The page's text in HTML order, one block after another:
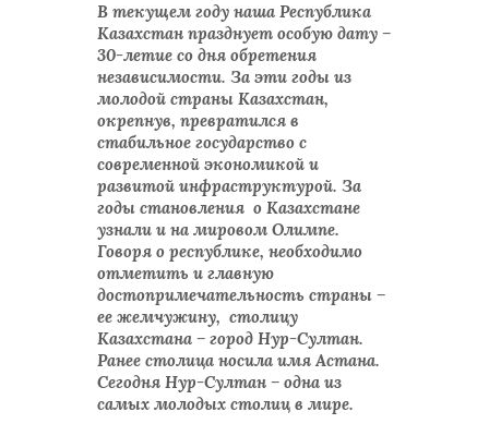
В текущем году наша Республика
Казахстан празднует особую дату –
30-летие со дня обретения
независимости. За эти годы из
молодой страны Казахстан,
окрепнув, превратился в
стабильное государство с
современной экономикой и
развитой инфраструктурой. За
годы становления о Казахстане
узнали и на мировом Олимпе.
Говоря о республике, необходимо
отметить и главную
достопримечательность страны –
ее жемчужину, столицу
Казахстана – город Нур-Султан.
Ранее столица носила имя Астана.
Сегодня Нур-Султан – одна из
самых молодых столиц в мире.